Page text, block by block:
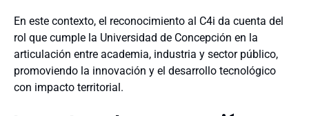
En este contexto, el reconocimiento al C4i da cuenta del
rol que cumple la Universidad de Concepción en la
articulación entre academia, industria y sector público,
promoviendo la innovación y el desarrollo tecnológico
con impacto territorial.